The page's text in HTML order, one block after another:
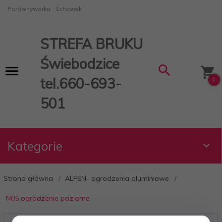
Porównywarka Schowek
STREFA BRUKU
Świebodzice
tel.660-693-
501
0
Kategorie
Strona główna ALFEN- ogrodzenia aluminiowe
N05 ogrodzenie poziome